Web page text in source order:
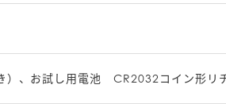
）、お試し用電池　CR2032コイン形リ